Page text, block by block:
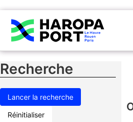
Recherche
Réinitialiser